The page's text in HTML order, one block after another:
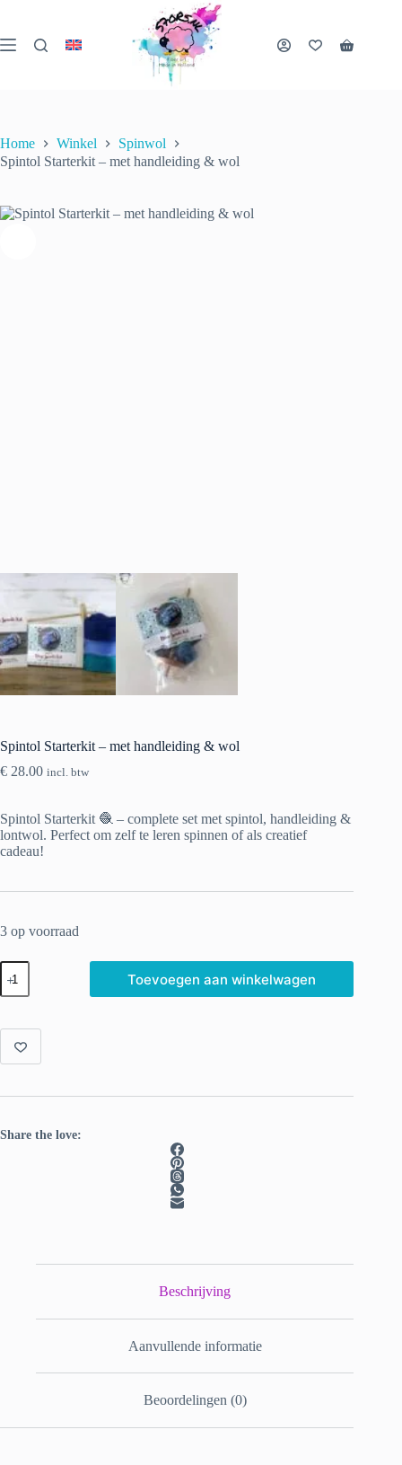
de
inhoud
€28.00
Toevoegen aan winkelwagen
Home Winkel
Spinwol
Spintol Starterkit – met handleiding & wol
Spintol Starterkit – met handleiding & wol
€ 28.00 incl. btw
Spintol Starterkit 🧶 – complete set met spintol, handleiding &
lontwol. Perfect om zelf te leren spinnen of als creatief
cadeau!
3 op voorraad
Spintol
Starterkit
–
handleiding
wol
Toevoegen aan winkelwagen
Share the love:
Beschrijving
Aanvullende informatie
Beoordelingen (0)